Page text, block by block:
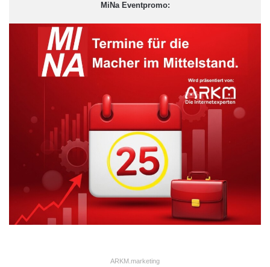
MiNa Eventpromo:
ARKM.marketing